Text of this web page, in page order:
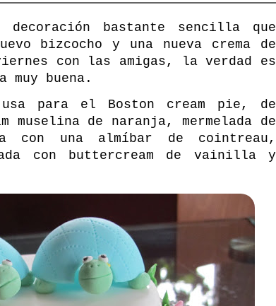
bastante sencilla que
bizcocho y una nueva crema de
con las amigas, la verdad es
muy buena.
para el Boston cream pie, de
de naranja, mermelada de
con una almíbar de cointreau,
con buttercream de vainilla y